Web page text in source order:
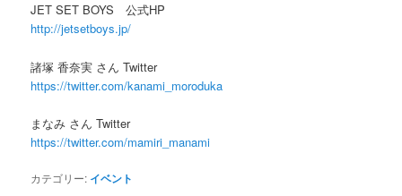
JET SET BOYS 公式HP
http://jetsetboys.jp/
諸塚 香奈実 さん Twitter
https://twitter.com/kanami_moroduka
まなみ さん Twitter
https://twitter.com/mamiri_manami
カテゴリー: イベント